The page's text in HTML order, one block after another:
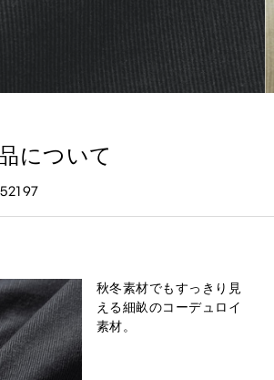
について
秋冬素材でもすっきり見
える細畝のコーデュロイ
素材。